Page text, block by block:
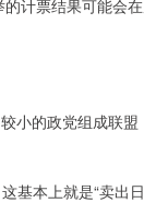
票结果可能会
的政党组成联盟
本上就是“卖出